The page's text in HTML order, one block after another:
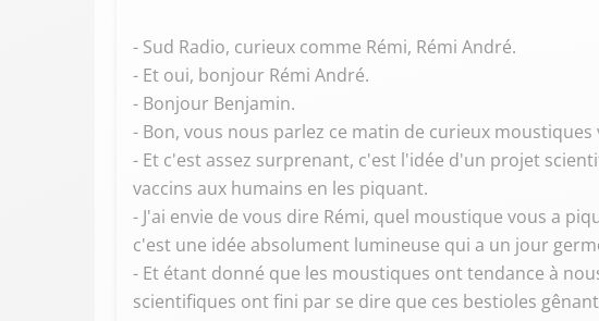
- Sud Radio, curieux comme Rémi, Rémi André.
- Et oui, bonjour Rémi André.
- Bonjour Benjamin.
- Bon, vous nous parlez ce matin de curieux moustiques
- Et c'est assez surprenant, c'est l'idée d'un projet
vaccins aux humains en les piquant.
- J'ai envie de vous dire Rémi, quel moustique vous a
c'est une idée absolument lumineuse qui a un jour
- Et étant donné que les moustiques ont tendance à
scientifiques ont fini par se dire que ces bestioles